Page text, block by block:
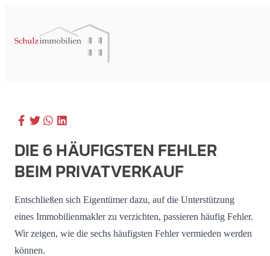
DIE 6 HÄUFIGSTEN FEHLER
BEIM PRIVATVERKAUF
Entschließen sich Eigentümer dazu, auf die Unterstützung
eines Immobilienmakler zu verzichten, passieren häufig Fehler.
Wir zeigen, wie die sechs häufigsten Fehler vermieden werden
können.